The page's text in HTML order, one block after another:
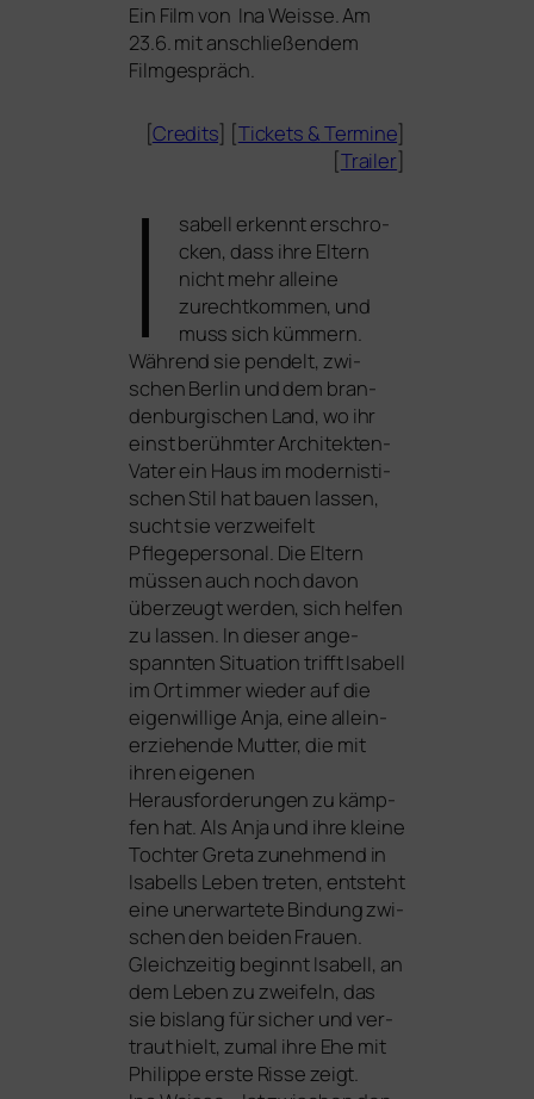
Ein Film von Ina Weisse. Am
23.6. mit anschlie­ßen­dem
Filmgespräch.
[Credits] [Tickets &Termine]
[Trailer]
I
sabell erkennt erschro­
cken, dass ihre Eltern
nicht mehr allei­ne
zurecht­kom­men, und
muss sich küm­mern.
Während sie pen­delt, zwi­
schen Berlin und dem bran­
den­bur­gi­schen Land, wo ihr
einst berühm­ter Architekten-
Vater ein Haus im moder­nis­ti­
schen Stil hat bau­en las­sen,
sucht sie ver­zwei­felt
Pflegepersonal. Die Eltern
müs­sen auch noch davon
über­zeugt wer­den, sich hel­fen
zu las­sen. In die­ser ange­
spann­ten Situation trifft Isabell
im Ort immer wie­der auf die
eigen­wil­li­ge Anja, eine allein­
er­zie­hen­de Mutter, die mit
ihren eige­nen
Herausforderungen zu kämp­
fen hat. Als Anja und ihre klei­ne
Tochter Greta zuneh­mend in
Isabells Leben tre­ten, ent­steht
eine uner­war­te­te Bindung zwi­
schen den bei­den Frauen.
Gleichzeitig beginnt Isabell, an
dem Leben zu zwei­feln, das
sie bis­lang für sicher und ver­
traut hielt, zumal ihre Ehe mit
Philippe ers­te Risse zeigt.